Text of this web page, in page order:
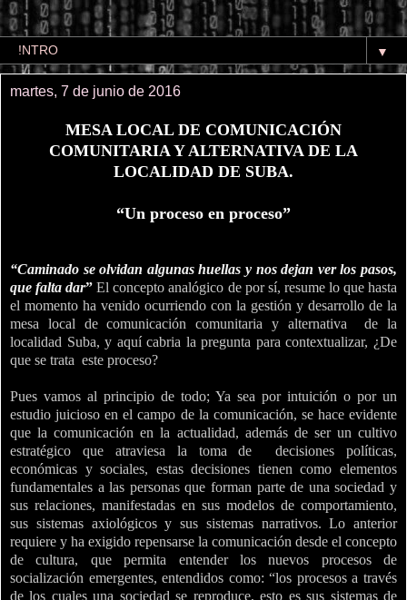
▼
martes, 7 de junio de 2016
MESA LOCAL DE COMUNICACIÓN
COMUNITARIA Y ALTERNATIVA DE LA
LOCALIDAD DE SUBA.
“Un proceso en proceso”
“Caminado se olvidan algunas huellas y nos dejan ver los pasos,
que falta dar” El concepto analógico de por sí, resume lo que hasta
el momento ha venido ocurriendo con la gestión y desarrollo de la
mesa local de comunicación comunitaria y alternativa
de la
localidad Suba, y aquí cabria la pregunta para contextualizar, ¿De
que se trata este proceso?
Pues vamos al principio de todo; Ya sea por intuición o por un
estudio juicioso en el campo de la comunicación, se hace evidente
que la comunicación en la actualidad, además de ser un cultivo
estratégico que atraviesa la toma de
decisiones políticas,
económicas y sociales, estas decisiones tienen como elementos
fundamentales a las personas que forman parte de una sociedad y
sus relaciones, manifestadas en sus modelos de comportamiento,
sus sistemas axiológicos y sus sistemas narrativos. Lo anterior
requiere y ha exigido repensarse la comunicación desde el concepto
de cultura, que permita entender los nuevos procesos de
socialización emergentes, entendidos como: “los procesos a través
de los cuales una sociedad se reproduce, esto es sus sistemas de